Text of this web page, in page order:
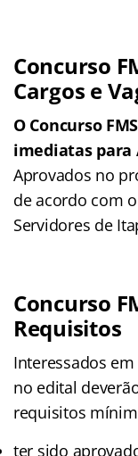
Concurso
Cargos e
O Concurso
imediatas para
Aprovados no
de acordo com
Servidores de
Concurso
Requisitos
Interessados
no edital
requisitos
ter sido